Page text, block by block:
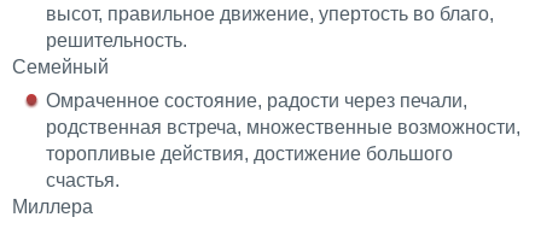
высот, правильное движение, упертость во благо,
решительность.
Семейный
Омраченное состояние, радости через печали,
родственная встреча, множественные возможности,
торопливые действия, достижение большого
счастья.
Миллера